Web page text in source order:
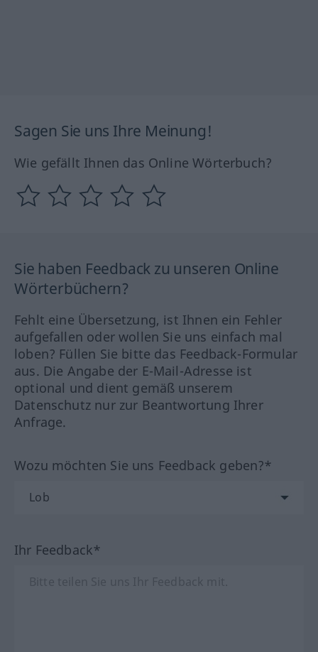
Sagen Sie uns Ihre Meinung!
Wie gefällt Ihnen das Online Wörterbuch?
Sie haben Feedback zu unseren Online
Wörterbüchern?
Fehlt eine Übersetzung, ist Ihnen ein Fehler
aufgefallen oder wollen Sie uns einfach mal
loben? Füllen Sie bitte das Feedback-Formular
aus. Die Angabe der E-Mail-Adresse ist
optional und dient gemäß unserem
Datenschutz nur zur Beantwortung Ihrer
Anfrage.
Wozu möchten Sie uns Feedback geben?*
Ihr Feedback*